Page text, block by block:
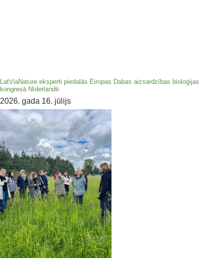
LatViaNature eksperti piedalās Eiropas Dabas aizsardzības bioloģijas
kongresā Nīderlandē
2026. gada 16. jūlijs